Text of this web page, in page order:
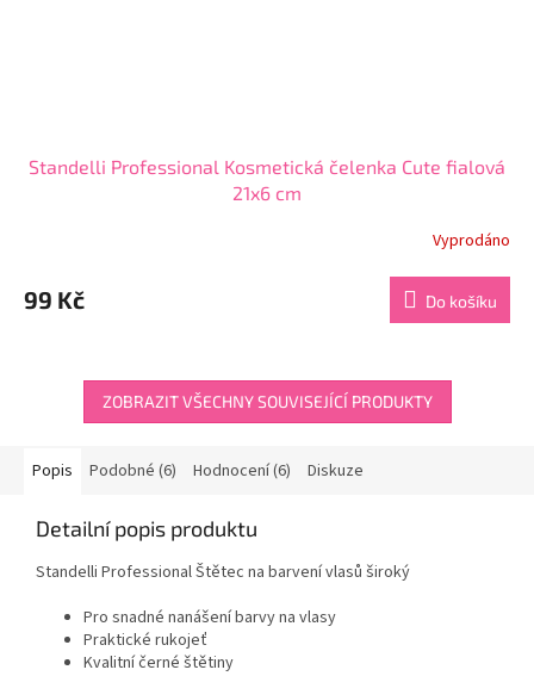
Standelli Professional Kosmetická čelenka Cute fialová
21x6 cm
produktu
je
Vyprodáno
99 Kč Do košíku
ZOBRAZIT VŠECHNY SOUVISEJÍCÍ PRODUKTY
Popis Podobné (6) Hodnocení (6) Diskuze
Detailní popis produktu
Standelli Professional Štětec na barvení vlasů široký
Pro snadné nanášení barvy na vlasy
Praktické rukojeť
Kvalitní černé štětiny